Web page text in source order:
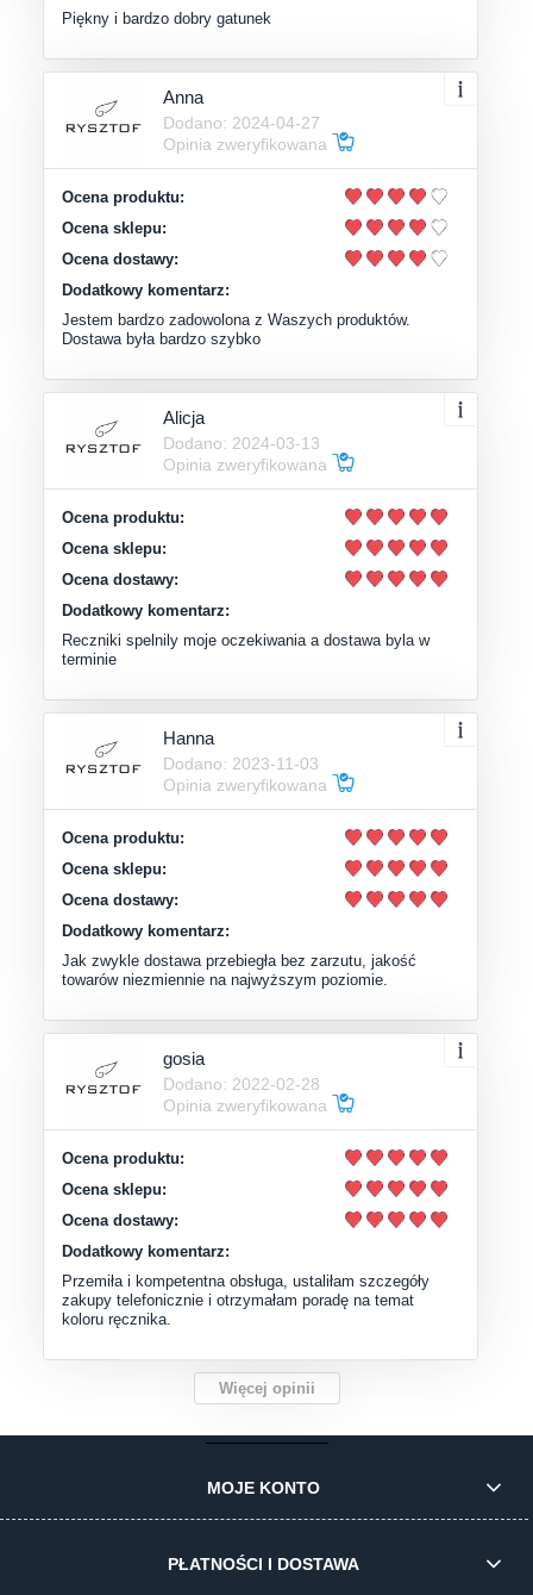
Piękny i bardzo dobry gatunek
Anna
Dodano: 2024-04-27
Opinia zweryfikowana
Ocena produktu:
Ocena sklepu:
Ocena dostawy:
Dodatkowy komentarz:
Jestem bardzo zadowolona z Waszych produktów.
Dostawa była bardzo szybko
Alicja
Dodano: 2024-03-13
Opinia zweryfikowana
Ocena produktu:
Ocena sklepu:
Ocena dostawy:
Dodatkowy komentarz:
Reczniki spelnily moje oczekiwania a dostawa byla w
terminie
Hanna
Dodano: 2023-11-03
Opinia zweryfikowana
Ocena produktu:
Ocena sklepu:
Ocena dostawy:
Dodatkowy komentarz:
Jak zwykle dostawa przebiegła bez zarzutu, jakość
towarów niezmiennie na najwyższym poziomie.
gosia
Dodano: 2022-02-28
Opinia zweryfikowana
Ocena produktu:
Ocena sklepu:
Ocena dostawy:
Dodatkowy komentarz:
Przemiła i kompetentna obsługa, ustaliłam szczegóły
zakupy telefonicznie i otrzymałam poradę na temat
koloru ręcznika.
Więcej opinii
MOJE KONTO
PŁATNOŚCI I DOSTAWA